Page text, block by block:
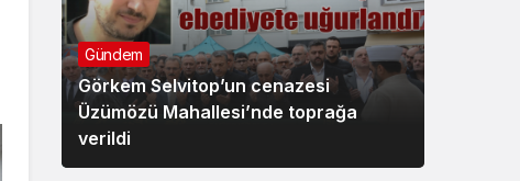
Gündem
Görkem Selvitop’un cenazesi
Üzümözü Mahallesi’nde toprağa
verildi